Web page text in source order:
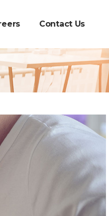
Contact Us